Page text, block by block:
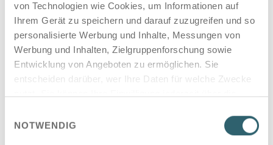
von Technologien wie Cookies, um Informationen auf
Ihrem Gerät zu speichern und darauf zuzugreifen und so
personalisierte Werbung und Inhalte, Messungen von
Werbung und Inhalten, Zielgruppenforschung sowie
Entwicklung von Angeboten zu ermöglichen. Sie
entscheiden darüber, wer Ihre Daten für welche Zwecke
Trigger Symbol ändern oder widerrufen
NOTWENDIG